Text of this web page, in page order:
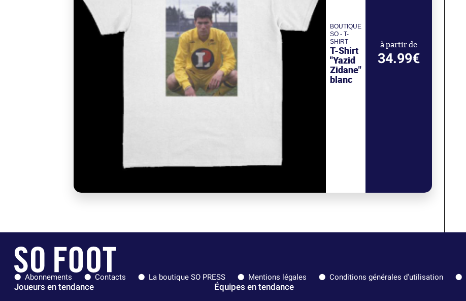
BOUTIQUE
SO - T-
SHIRT
T-Shirt
"Yazid
Zidane"
blanc
à partir de
34.99€
Abonnements Contacts La boutique SO PRESS Mentions légales Conditions générales d'utilisation
Joueurs en tendance Équipes en tendance